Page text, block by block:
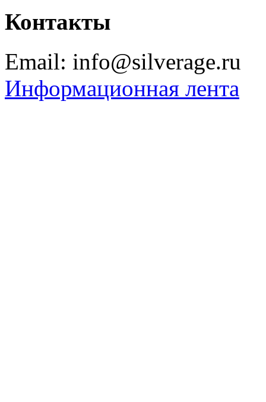
Контакты
Email: info@silverage.ru
Информационная лента